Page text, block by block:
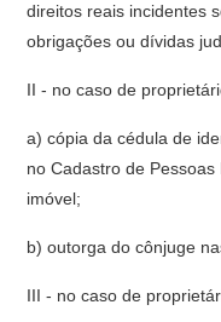
direitos reais incidentes
obrigações ou dívidas
II - no caso de
a) cópia da cédula de
no Cadastro de
imóvel;
b) outorga do cônjuge
III - no caso de